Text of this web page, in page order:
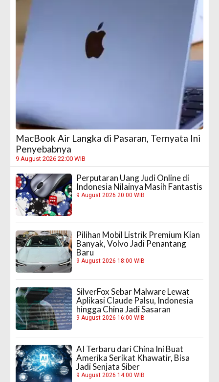
MacBook Air Langka di Pasaran, Ternyata Ini
Penyebabnya
9 August 2026 22:00 WIB
Perputaran Uang Judi Online di
Indonesia Nilainya Masih Fantastis
9 August 2026 20:00 WIB
Pilihan Mobil Listrik Premium Kian
Banyak, Volvo Jadi Penantang
Baru
9 August 2026 18:00 WIB
SilverFox Sebar Malware Lewat
Aplikasi Claude Palsu, Indonesia
hingga China Jadi Sasaran
9 August 2026 16:00 WIB
AI Terbaru dari China Ini Buat
Amerika Serikat Khawatir, Bisa
Jadi Senjata Siber
9 August 2026 14:00 WIB